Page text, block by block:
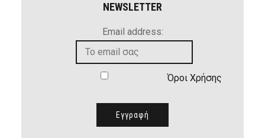
NEWSLETTER
Email address:
Όροι Χρήσης